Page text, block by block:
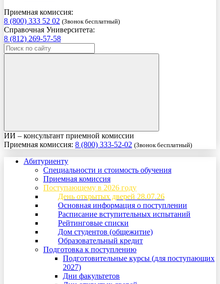
Приемная комиссия:
8 (800) 333 52 02 (Звонок бесплатный)
Справочная Университета:
8 (812) 269-57-58
ИИ – консультант приемной комиссии
Приемная комиссия: 8 (800) 333-52-02 (Звонок бесплатный)
Абитуриенту
Специальности и стоимость обучения
Приемная комиссия
Поступающему в 2026 году
День открытых дверей 28.07.26
Основная информация о поступлении
Расписание вступительных испытаний
Рейтинговые списки
Дом студентов (общежитие)
Образовательный кредит
Подготовка к поступлению
Подготовительные курсы (для поступающих
2027)
Дни факультетов